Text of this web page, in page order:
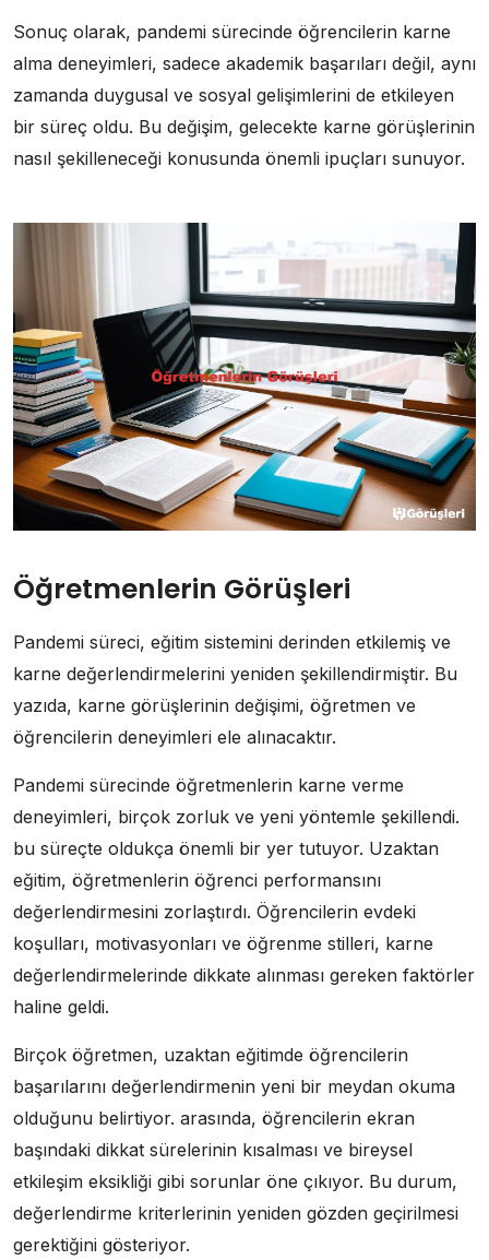
Sonuç olarak, pandemi sürecinde öğrencilerin karne
alma deneyimleri, sadece akademik başarıları değil, aynı
zamanda duygusal ve sosyal gelişimlerini de etkileyen
bir süreç oldu. Bu değişim, gelecekte karne görüşlerinin
nasıl şekilleneceği konusunda önemli ipuçları sunuyor.
Öğretmenlerin Görüşleri
Pandemi süreci, eğitim sistemini derinden etkilemiş ve
karne değerlendirmelerini yeniden şekillendirmiştir. Bu
yazıda, karne görüşlerinin değişimi, öğretmen ve
öğrencilerin deneyimleri ele alınacaktır.
Pandemi sürecinde öğretmenlerin karne verme
deneyimleri, birçok zorluk ve yeni yöntemle şekillendi.
bu süreçte oldukça önemli bir yer tutuyor. Uzaktan
eğitim, öğretmenlerin öğrenci performansını
değerlendirmesini zorlaştırdı. Öğrencilerin evdeki
koşulları, motivasyonları ve öğrenme stilleri, karne
değerlendirmelerinde dikkate alınması gereken faktörler
haline geldi.
Birçok öğretmen, uzaktan eğitimde öğrencilerin
başarılarını değerlendirmenin yeni bir meydan okuma
olduğunu belirtiyor. arasında, öğrencilerin ekran
başındaki dikkat sürelerinin kısalması ve bireysel
etkileşim eksikliği gibi sorunlar öne çıkıyor. Bu durum,
değerlendirme kriterlerinin yeniden gözden geçirilmesi
gerektiğini gösteriyor.